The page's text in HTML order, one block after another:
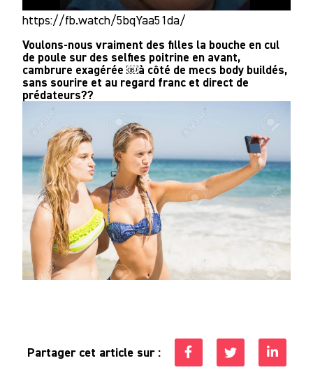
https://fb.watch/5bqYaa51da/
Voulons-nous vraiment des filles la bouche en cul
de poule sur des selfies poitrine en avant,
cambrure exagérée ￼à côté de mecs body buildés,
sans sourire et au regard franc et direct de
prédateurs??
Partager cet article sur :